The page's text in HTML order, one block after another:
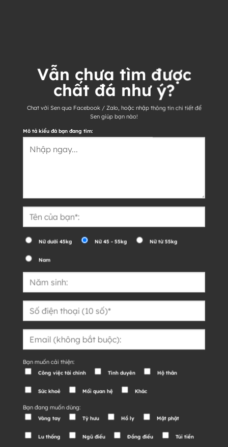
Vẫn chưa tìm được
chất đá như ý?
Chat với Sen qua Facebook / Zalo, hoặc nhập thông tin chi tiết để
Sen giúp bạn nào!
Mô tả kiểu đá bạn đang tìm:
Nữ dưới 45kg Nữ 45 - 55kg Nữ từ 55kg
Nam
Bạn muốn cải thiện:
Công việc tài chính Tình duyên Hộ thân
Sức khoẻ Mối quan hệ Khác
Bạn đang muốn dùng:
Vòng tay Tỳ hưu Hồ ly Mặt phật
Lu thống Ngũ điếu Đồng điếu Túi tiền